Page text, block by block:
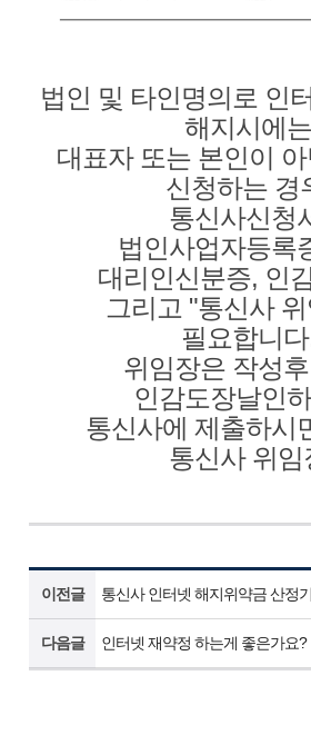
법인 및 타인명의로 인
해지시에는
대표자 또는 본인이 아
신청하는 경
통신사신청
법인사업자등록
대리인신분증, 인
그리고 "통신사 위
필요합니
위임장은 작성
인감도장날인
통신사에 제출하시
통신사 위임
이전글 통신사 인터넷 해지위약금 산정
다음글 인터넷 재약정 하는게 좋은가요?